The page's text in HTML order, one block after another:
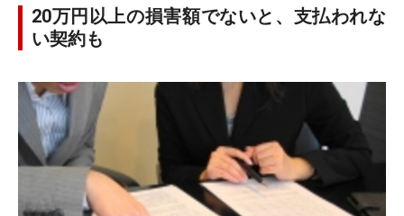
20万円以上の損害額でないと、支払われな
い契約も